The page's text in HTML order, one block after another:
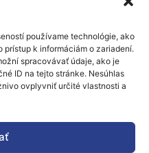
používame technológie, ako
k informáciám o zariadení.
spracovávať údaje, ako je
ID na tejto stránke. Nesúhlas
ovplyvniť určité vlastnosti a
inováciám
a v energetických
Otvorí nielen
a OZE ako
úlohy OZE na
ale aj tému